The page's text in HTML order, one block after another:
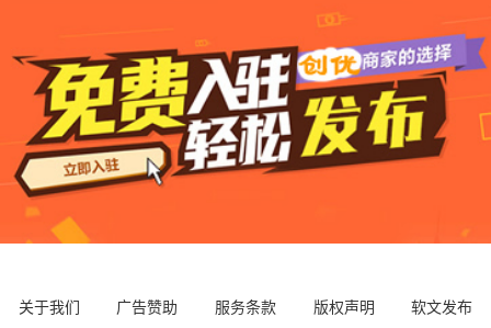
关于我们 广告赞助 服务条款 版权声明 软文发布